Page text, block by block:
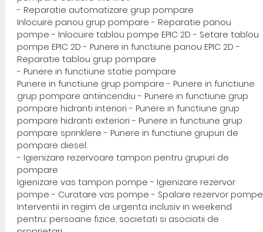
- Reparatie automatizare grup pompare
Inlocuire panou grup pompare - Reparatie panou
pompe - Inlocuire tablou pompe EPIC 2D - Setare tablou
pompe EPIC 2D - Punere in functiune panou EPIC 2D -
Reparatie tablou grup pompare
- Punere in functiune statie pompare
Punere in functiune grup pompare - Punere in functiune
grup pompare antiincendiu - Punere in functiune grup
pompare hidranti interiori - Punere in functiune grup
pompare hidranti exteriori - Punere in functiune grup
pompare sprinklere - Punere in functiune grupuri de
pompare diesel.
- Igienizare rezervoare tampon pentru grupuri de
pompare
Igienizare vas tampon pompe - Igienizare rezervor
pompe - Curatare vas pompe - Spalare rezervor pompe
Interventii in regim de urgenta inclusiv in weekend
pentru: persoane fizice, societati si asociatii de